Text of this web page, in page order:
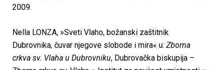
2009.
Nella LONZA, »Sveti Vlaho, božanski zaštitnik
Dubrovnika, čuvar njegove slobode i mira« u: Zborna
crkva sv. Vlaha u Dubrovniku, Dubrovačka biskupija –